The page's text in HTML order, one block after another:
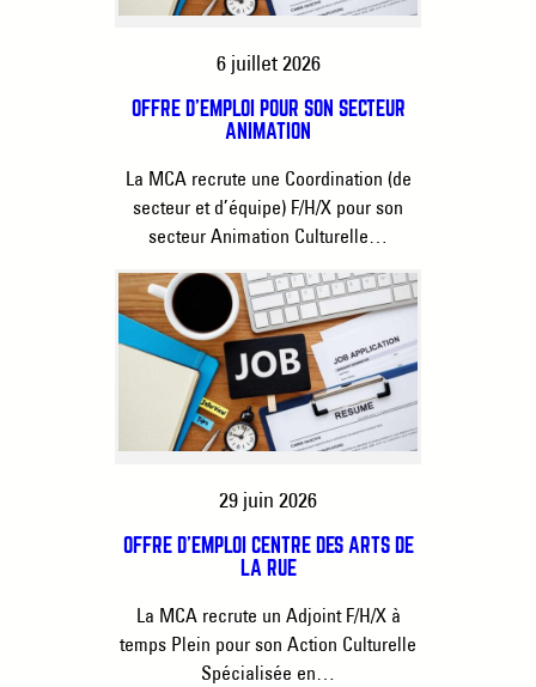
6 juillet 2026
OFFRE D’EMPLOI POUR SON SECTEUR
ANIMATION
La MCA recrute une Coordination (de
secteur et d’équipe) F/H/X pour son
secteur Animation Culturelle…
29 juin 2026
OFFRE D’EMPLOI CENTRE DES ARTS DE
LA RUE
La MCA recrute un Adjoint F/H/X à
temps Plein pour son Action Culturelle
Spécialisée en…